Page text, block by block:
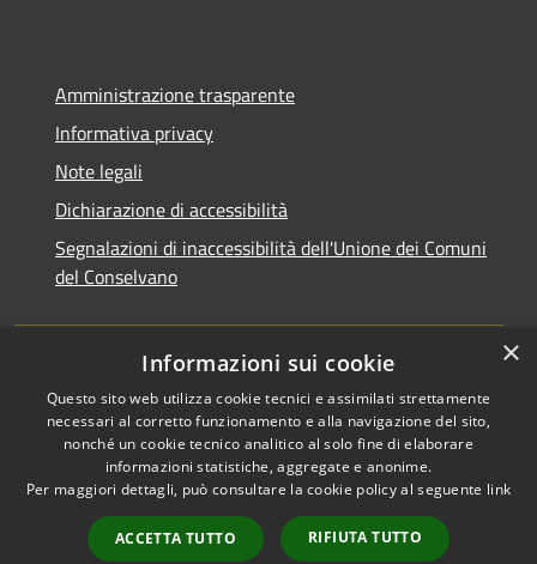
Amministrazione trasparente
Informativa privacy
Note legali
Dichiarazione di accessibilità
Segnalazioni di inaccessibilità dell'Unione dei Comuni
del Conselvano
Accessibilità
Copyright © 2026 • Unione dei
Comuni del Conselvano •
Powered byMunicipium
×
Informazioni sui cookie
Questo sito web utilizza cookie tecnici e assimilati strettamente
necessari al corretto funzionamento e alla navigazione del sito,
nonché un cookie tecnico analitico al solo fine di elaborare
informazioni statistiche, aggregate e anonime.
Per maggiori dettagli, può consultare la cookie policy al seguente link
ACCETTA TUTTO RIFIUTA TUTTO